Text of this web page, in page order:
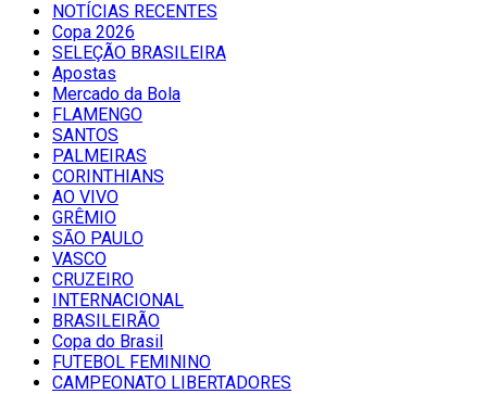
NOTÍCIAS RECENTES
Copa 2026
SELEÇÃO BRASILEIRA
Apostas
Mercado da Bola
FLAMENGO
SANTOS
PALMEIRAS
CORINTHIANS
AO VIVO
GRÊMIO
SĀO PAULO
VASCO
CRUZEIRO
INTERNACIONAL
BRASILEIRÃO
Copa do Brasil
FUTEBOL FEMININO
CAMPEONATO LIBERTADORES